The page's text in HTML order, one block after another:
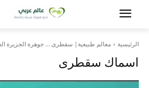
الرئيسية معالم طبيعية| سقطرى … جوهرة الجزيرة
اسماك سقطرى